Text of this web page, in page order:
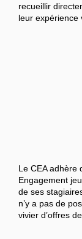
recueillir
leur expérience
Le CEA adhère
Engagement
de ses
n’y a pas de
vivier d’offres